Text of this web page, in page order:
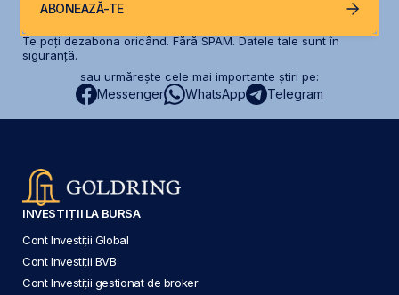
ABONEAZĂ-TE
Te poți dezabona oricând. Fără SPAM. Datele tale sunt în
siguranță.
sau urmărește cele mai importante știri pe:
Messenger WhatsApp Telegram
INVESTIȚII LA BURSA
Cont Investiții Global
Cont Investiții BVB
Cont Investiții gestionat de broker